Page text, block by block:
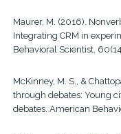
Maurer, M. (2016).
Integrating CRM in
Behavioral Scientist,
McKinney, M. S., &
through debates: Young
debates. American